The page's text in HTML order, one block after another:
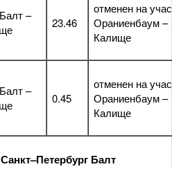
–
23.46
отменен на
Ораниенбаум –
Калище
–
0.45
отменен на
Ораниенбаум –
Калище
Балт